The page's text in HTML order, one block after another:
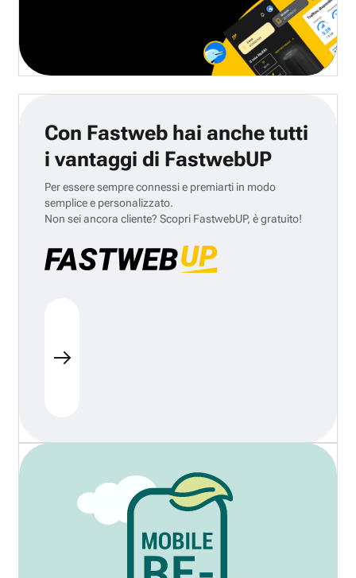
Con Fastweb hai anche tutti
i vantaggi di FastwebUP
Per essere sempre connessi e premiarti in modo
semplice e personalizzato.
Non sei ancora cliente? Scopri FastwebUP, è gratuito!